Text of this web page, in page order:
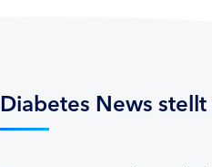
Diabetes News